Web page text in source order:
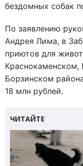
бездомных собак
По заявлению
Андрея Лима, в
приютов для
Краснокаменском,
Борзинском
18 млн рублей.